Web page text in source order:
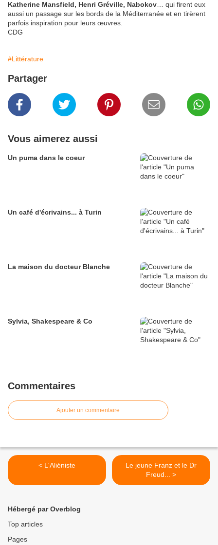
Katherine Mansfield, Henri Gréville, Nabokov … qui firent eux
aussi un passage sur les bords de la Méditerranée et en tirèrent
parfois inspiration pour leurs œuvres.
CDG
#Littérature
Partager
Vous aimerez aussi
Un puma dans le coeur
Un café d'écrivains... à Turin
La maison du docteur Blanche
Sylvia, Shakespeare & Co
Commentaires
Ajouter un commentaire
< L'Aliéniste
Le jeune Franz et le Dr
Freud... >
Hébergé par Overblog
Top articles
Pages